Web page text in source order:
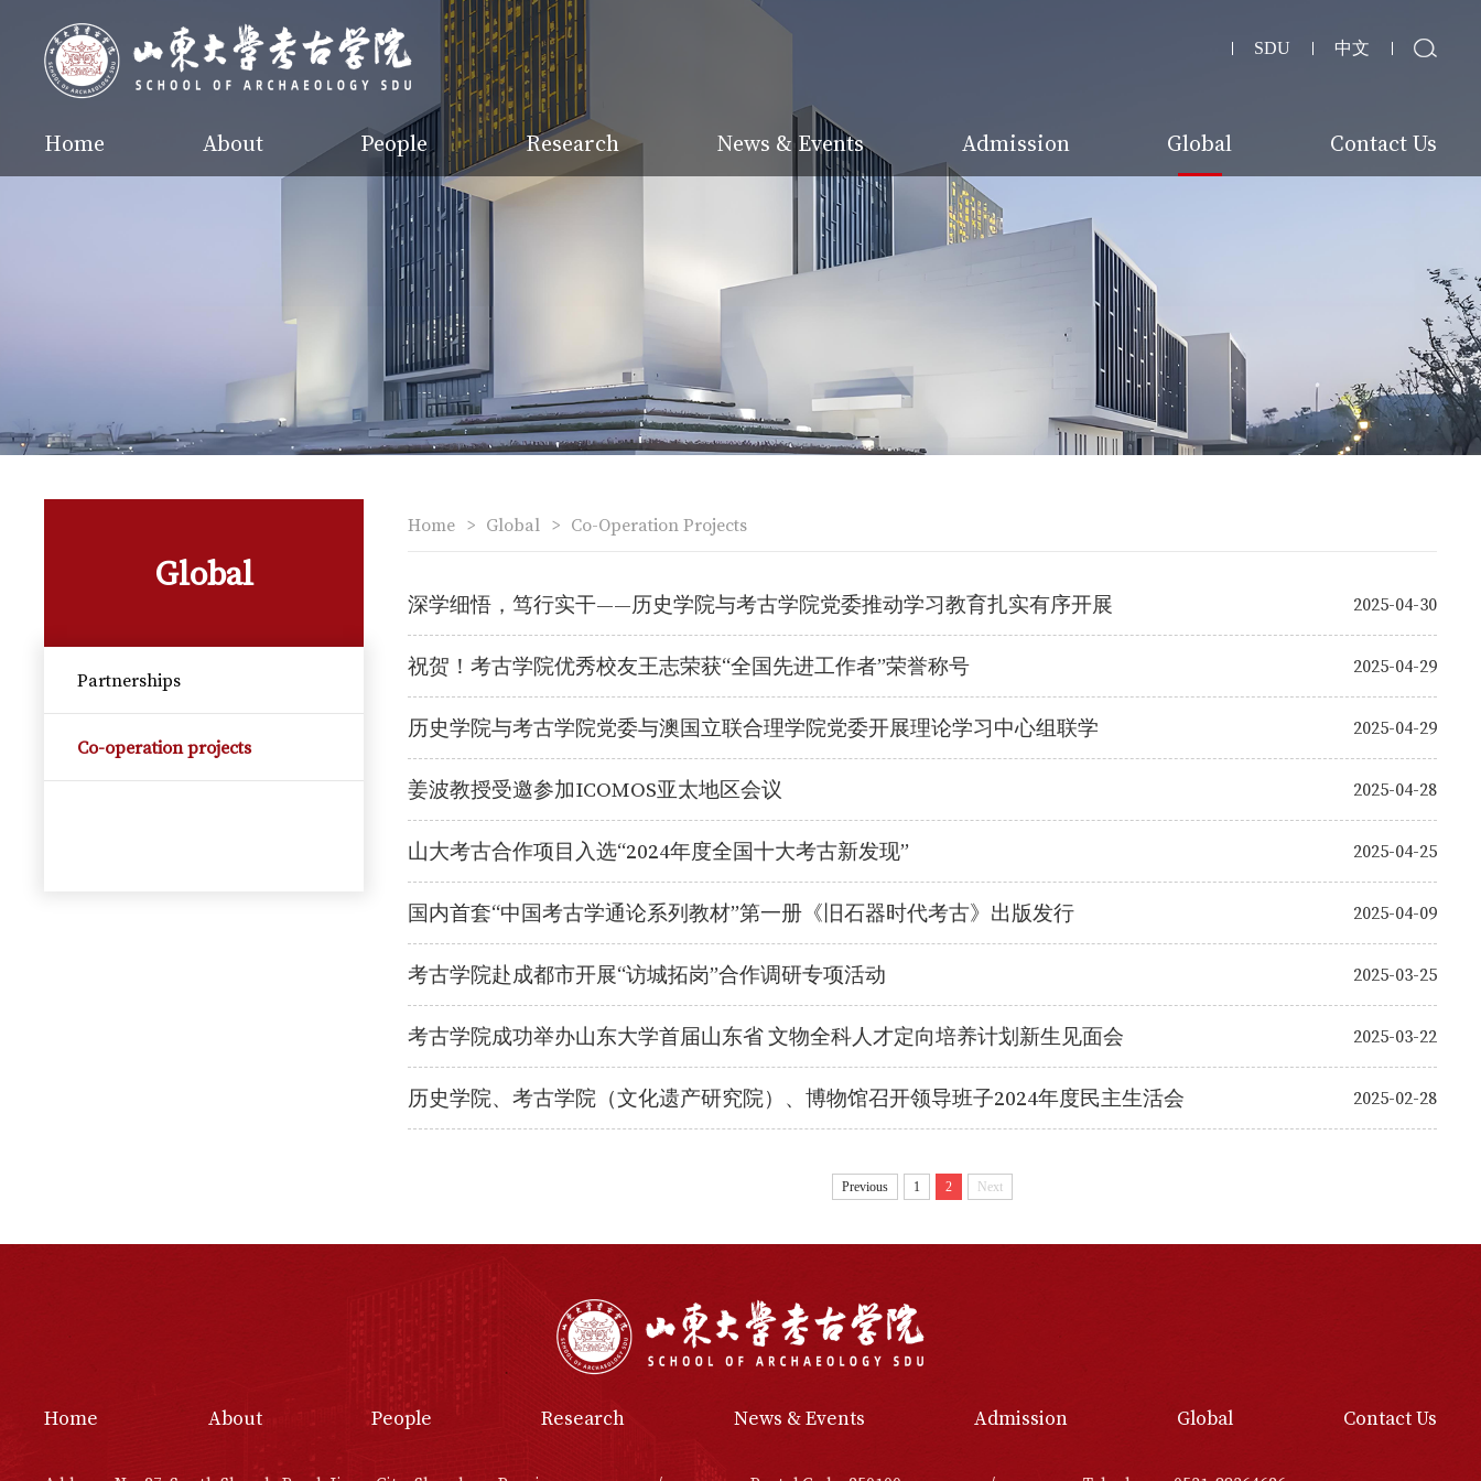
SDU 中文
Home About People Research News & Events Admission Global Contact Us
Global
Partnerships
Co-operation projects
Home > Global > Co-Operation Projects
2025-04-30
深学细悟，笃行实干——历史学院与考古学院党委推动学习教育扎实有序开展
2025-04-29
祝贺！考古学院优秀校友王志荣获“全国先进工作者”荣誉称号
2025-04-29
历史学院与考古学院党委与澳国立联合理学院党委开展理论学习中心组联学
2025-04-28
姜波教授受邀参加ICOMOS亚太地区会议
2025-04-25
山大考古合作项目入选“2024年度全国十大考古新发现”
2025-04-09
国内首套“中国考古学通论系列教材”第一册《旧石器时代考古》出版发行
2025-03-25
考古学院赴成都市开展“访城拓岗”合作调研专项活动
2025-03-22
考古学院成功举办山东大学首届山东省 文物全科人才定向培养计划新生见面会
2025-02-28
历史学院、考古学院（文化遗产研究院）、博物馆召开领导班子2024年度民主生活会
Previous 1 2 Next
Home About People Research News & Events Admission Global Contact Us